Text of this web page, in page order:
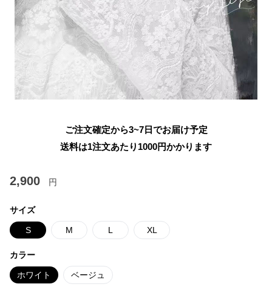
ご注文確定から3~7日でお届け予定
送料は1注文あたり 1000円かかります
2,900 円
サイズ
S M L XL
カラー
ホワイト ベージュ